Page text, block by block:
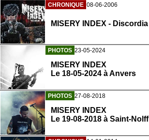
CHRONIQUE 08-06-2006
MISERY INDEX - Discordia
PHOTOS 23-05-2024
MISERY INDEX
Le 18-05-2024 à Anvers
PHOTOS 27-08-2018
MISERY INDEX
Le 19-08-2018 à Saint-Nolff